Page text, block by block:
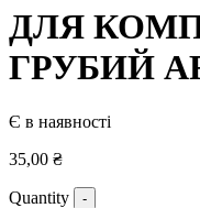
ДЛЯ
ГРУБИЙ
Є в наявності
35,00 ₴
Quantity -